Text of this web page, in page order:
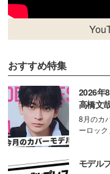
おすすめ特集
2026年
高橋文
8月のカ
ーロッ
モデル